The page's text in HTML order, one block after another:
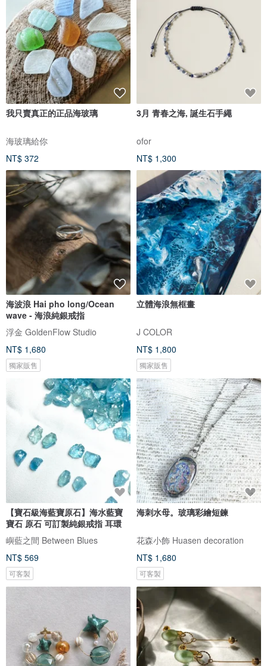
我只賣真正的正品海玻璃
海玻璃給你
NT$ 372
3月 青春之海, 誕生石手繩
ofor
NT$ 1,300
海波浪 Hai pho long/Ocean
wave - 海浪純銀戒指
浮金 GoldenFlow Studio
NT$ 1,680
獨家販售
立體海浪無框畫
J COLOR
NT$ 1,800
獨家販售
【寶石級海藍寶原石】海水藍寶
寶石 原石 可訂製純銀戒指 耳環
嶼藍之間 Between Blues
NT$ 569
可客製
海刺水母。玻璃彩繪短鍊
花森小飾 Huasen decoration
NT$ 1,680
可客製